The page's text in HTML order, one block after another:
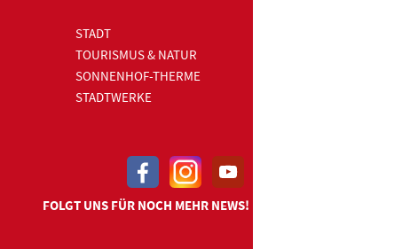
STADT
TOURISMUS & NATUR
SONNENHOF-THERME
STADTWERKE
FOLGT UNS FÜR NOCH MEHR NEWS!